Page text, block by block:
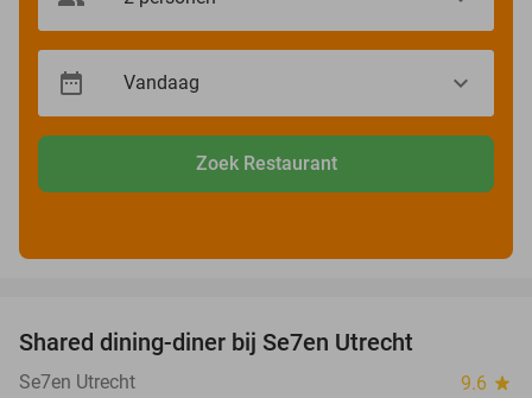
Zoek Restaurant
Shared dining-diner bij Se7en Utrecht
Se7en Utrecht 9.6 star